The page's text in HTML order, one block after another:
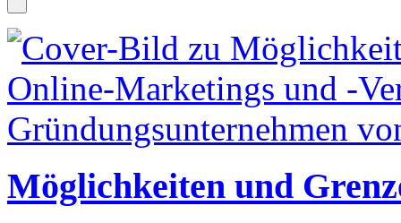
Möglichkeiten und